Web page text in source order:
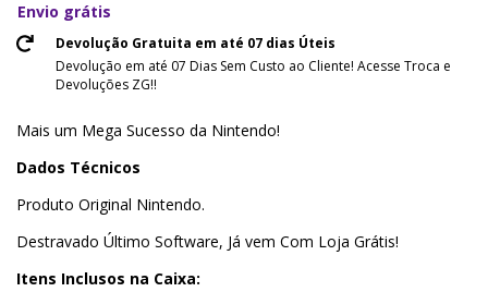
Envio grátis
Devolução Gratuita em até 07 dias Úteis
Devolução em até 07 Dias Sem Custo ao Cliente! Acesse Troca e
Devoluções ZG!!
Mais um Mega Sucesso da Nintendo!
Dados Técnicos
Produto Original Nintendo.
Destravado Último Software, Já vem Com Loja Grátis!
Itens Inclusos na Caixa: